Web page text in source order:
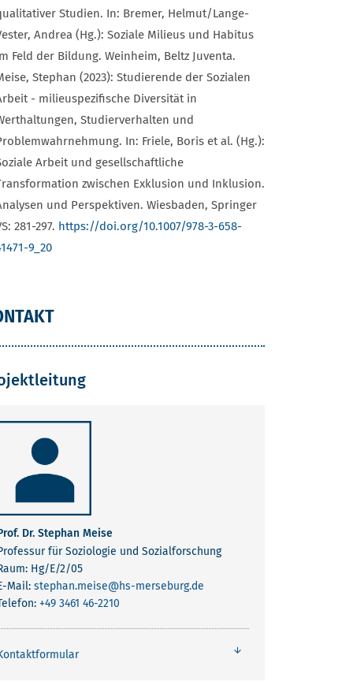
Studien. In: Bremer, Helmut/Lange-
Andrea (Hg.): Soziale Milieus und Habitus
Feld der Bildung. Weinheim, Beltz Juventa.
Stephan (2023): Studierende der Sozialen
- milieuspezifische Diversität in
Studierverhalten und
In: Friele, Boris et al. (Hg.):
Arbeit und gesellschaftliche
zwischen Exklusion und Inklusion.
und Perspektiven. Wiesbaden, Springer
281-297. https://doi.org/10.1007/978-3-658-
9_20
Dr. Stephan Meise
für Soziologie und Sozialforschung
Hg/E/2/05
Mail: stephan.meise@hs-merseburg.de
+49 3461 46-2210